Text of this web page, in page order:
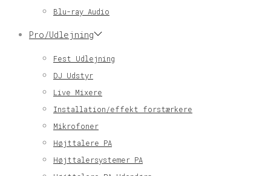
Blu-ray Audio
Pro/Udlejning
Fest Udlejning
DJ Udstyr
Live Mixere
Installation/effekt forstærkere
Mikrofoner
Højttalere PA
Højttalersystemer PA